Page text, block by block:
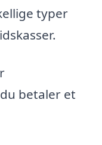
typer
betaler et